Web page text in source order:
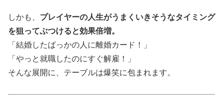
しかも、 プレイヤーの人生がうまくいきそうなタイミング
を狙ってぶつけると効果倍増。
「結婚したばっかの人に離婚カード！」
「やっと就職したのにすぐ解雇！」
そんな展開に、テーブルは爆笑に包まれます。